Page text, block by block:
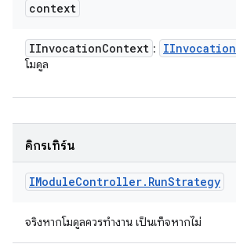
context
IInvocationContext : IInvocation
โมดูล
คิกรีเทิร์น
IModuleController. RunStrategy
จริงหากโมดูลควรทํางาน เป็นเท็จหากไม่